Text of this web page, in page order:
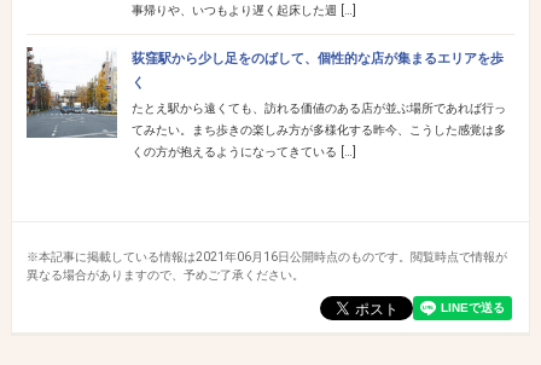
事帰りや、いつもより遅く起床した週 […]
荻窪駅から少し足をのばして、個性的な店が集まるエリアを歩
く
たとえ駅から遠くても、訪れる価値のある店が並ぶ場所であれば行っ
てみたい。まち歩きの楽しみ方が多様化する昨今、こうした感覚は多
くの方が抱えるようになってきている […]
※本記事に掲載している情報は2021年06月16日公開時点のものです。閲覧時点で情報が
異なる場合がありますので、予めご了承ください。